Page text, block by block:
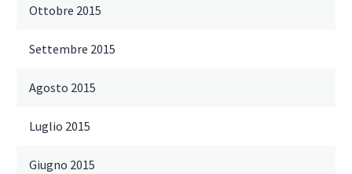
Ottobre 2015
Settembre 2015
Agosto 2015
Luglio 2015
Giugno 2015